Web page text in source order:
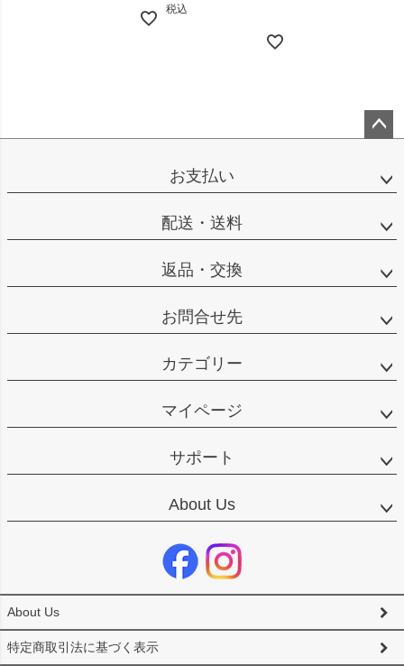
税込
ップ
お支払い
配送・送料
返品・交換
お問合せ先
カテゴリー
マイページ
サポート
About Us
About Us
特定商取引法に基づく表示